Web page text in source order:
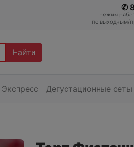
✆
режим
по выходным/
Найти
Экспресс Дегустационные сеты